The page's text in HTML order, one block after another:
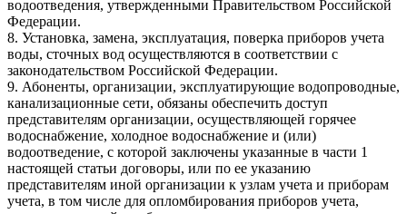
водоотведения, утвержденными Правительством Российской
Федерации.
8. Установка, замена, эксплуатация, поверка приборов учета
воды, сточных вод осуществляются в соответствии с
законодательством Российской Федерации.
9. Абоненты, организации, эксплуатирующие водопроводные,
канализационные сети, обязаны обеспечить доступ
представителям организации, осуществляющей горячее
водоснабжение, холодное водоснабжение и (или)
водоотведение, с которой заключены указанные в части 1
настоящей статьи договоры, или по ее указанию
представителям иной организации к узлам учета и приборам
учета, в том числе для опломбирования приборов учета,